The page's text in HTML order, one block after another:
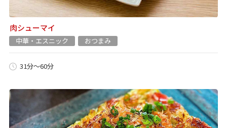
肉シューマイ
中華・エスニック おつまみ
31分～60分